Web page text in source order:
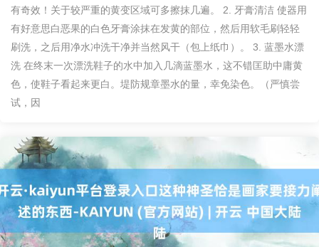
有奇效！关于较严重的黄变区域可多擦抹几遍。 2. 牙膏清洁 使器用
有好意思白恶果的白色牙膏涂抹在发黄的部位，然后用软毛刷轻轻
刷洗，之后用净水冲洗干净并当然风干（包上纸巾）。 3. 蓝墨水漂
洗 在终末一次漂洗鞋子的水中加入几滴蓝墨水，这不错匡助中庸黄
色，使鞋子看起来更白。堤防规章墨水的量，幸免染色。（严慎尝
试，因